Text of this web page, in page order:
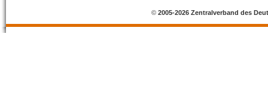
© 2005-2026 Zentralverband des